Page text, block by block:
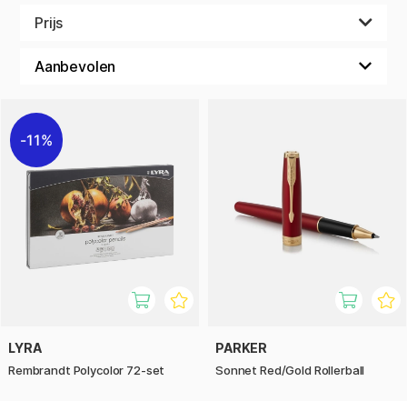
Prijs
11%
LYRA
Rembrandt Polycolor 72-set
PARKER
Sonnet Red/Gold Rollerball